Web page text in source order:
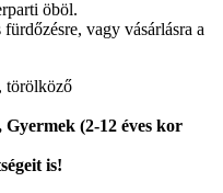
öböl.
vagy vásárlásra a
törölköző
(2-12 éves kor
is!